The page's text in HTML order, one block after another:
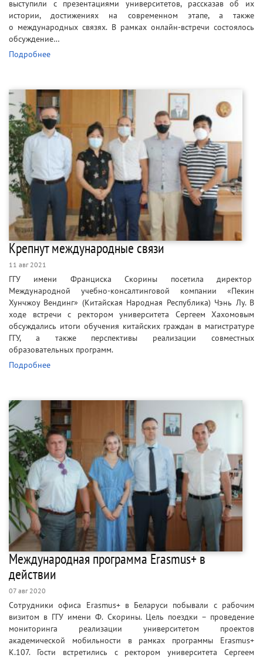
выступили с презентациями университетов, рассказав об их
истории, достижениях на современном этапе, а также
о международных связях. В рамках онлайн-встречи состоялось
обсуждение…
Подробнее
Крепнут международные связи
11 авг 2021
ГГУ имени Франциска Скорины посетила директор
Международной учебно-консалтинговой компании «Пекин
Хунчжоу Вендинг» (Китайская Народная Республика) Чэнь Лу. В
ходе встречи с ректором университета Сергеем Хахомовым
обсуждались итоги обучения китайских граждан в магистратуре
ГГУ, а также перспективы реализации совместных
образовательных программ.
Подробнее
Международная программа Erasmus+ в
действии
07 авг 2020
Сотрудники офиса Erasmus+ в Беларуси побывали с рабочим
визитом в ГГУ имени Ф. Скорины. Цель поездки – проведение
мониторинга реализации университетом проектов
академической мобильности в рамках программы Erasmus+
К.107. Гости встретились с ректором университета Сергеем